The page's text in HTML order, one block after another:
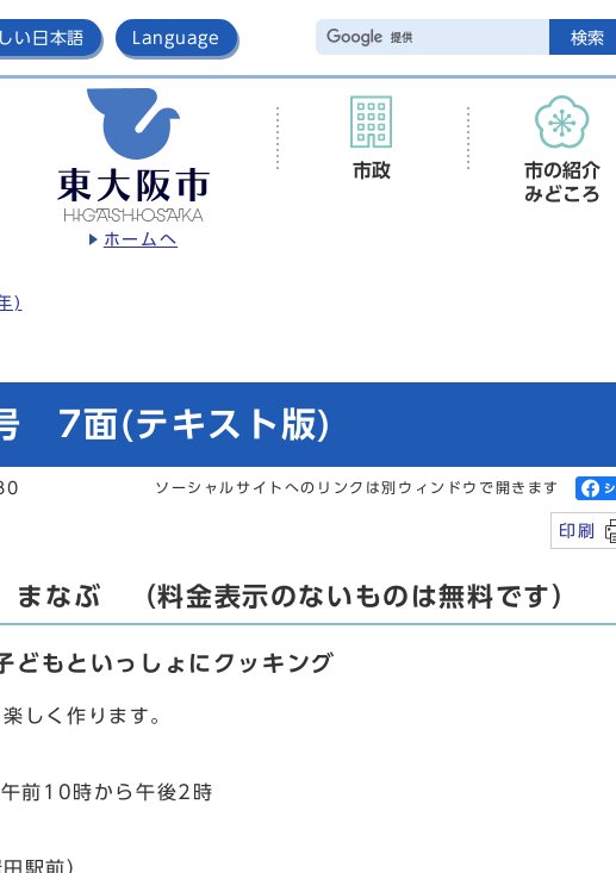
い日本語 Language 検索
ホームへ
市政
市の紹介
みどころ
)
7面(テキスト版)
ソーシャルサイトへのリンクは別ウィンドウで開きます
印刷
なぶ （料金表示のないものは無料です）
もといっしょにクッキング
しく作ります。
前10時から午後2時
駅前）